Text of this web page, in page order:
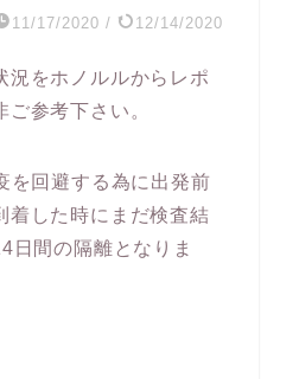
11/17/2020 / 12/14/2020
況をホノルルからレポ
参考下さい。
を回避する為に出発前
着した時にまだ検査結
日間の隔離となりま